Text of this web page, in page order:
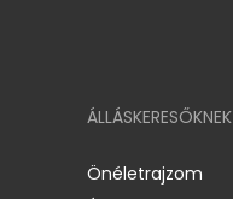
ÁLLÁSKERESŐKNEK
Önéletrajzom